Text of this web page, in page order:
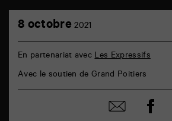
Castille
Marne
Poitiers
8 octobre 2021
En partenariat avecLes Expressifs
Avec le soutien de Grand Poitiers
Partager
par
Partager
sur